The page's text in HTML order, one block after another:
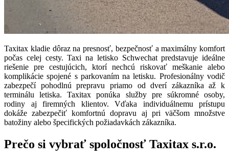
Taxitax kladie dôraz na presnosť, bezpečnosť a maximálny komfort
počas celej cesty. Taxi na letisko Schwechat predstavuje ideálne
riešenie pre cestujúcich, ktorí nechcú riskovať meškanie alebo
komplikácie spojené s parkovaním na letisku. Profesionálny vodič
zabezpečí pohodlnú prepravu priamo od dverí zákazníka až k
terminálu letiska. Taxitax ponúka služby pre súkromné osoby,
rodiny aj firemných klientov. Vďaka individuálnemu prístupu
dokáže zabezpečiť komfortnú dopravu aj pri väčšom množstve
batožiny alebo špecifických požiadavkách zákazníka.
Prečo si vybrať spoločnosť Taxitax s.r.o.